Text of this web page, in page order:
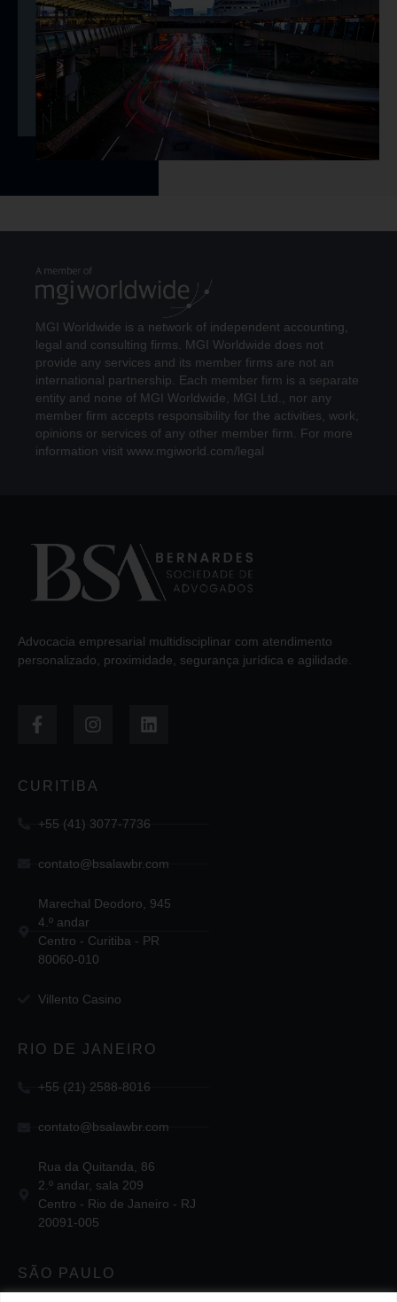
MGI Worldwide is a network of independent accounting,
legal and consulting firms. MGI Worldwide does not
provide any services and its member firms are not an
international partnership. Each member firm is a separate
entity and none of MGI Worldwide, MGI Ltd., nor any
member firm accepts responsibility for the activities, work,
opinions or services of any other member firm. For more
information visit www.mgiworld.com/legal
Advocacia empresarial multidisciplinar com atendimento
personalizado, proximidade, segurança jurídica e agilidade.
CURITIBA
+55 (41) 3077-7736
contato@bsalawbr.com
Marechal Deodoro, 945
4.º andar
Centro - Curitiba - PR
80060-010
Villento Casino
RIO DE JANEIRO
+55 (21) 2588-8016
contato@bsalawbr.com
Rua da Quitanda, 86
2.º andar, sala 209
Centro - Rio de Janeiro - RJ
20091-005
SÃO PAULO